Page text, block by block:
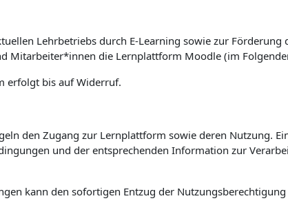
Lehrbetriebs durch E-Learning sowie zur
Mitarbeiter*innen die Lernplattform Moodle (im
erfolgt bis auf Widerruf.
den Zugang zur Lernplattform sowie deren Nutzung.
und der entsprechenden Information zur
kann den sofortigen Entzug der